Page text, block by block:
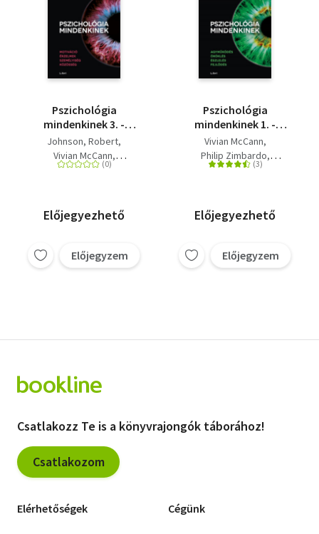
Pszichológia
mindenkinek 3. -
Motiváció - Érzelmek -
Személyiség -
Közösség
Johnson, Robert
Vivian McCann
Philip Zimbardo
Előjegyezhető
Előjegyzem
Pszichológia
mindenkinek 1. -
Agyműködés - Öröklés
- Észlelés - Fejlődés
Vivian McCann
Philip Zimbardo
Johnson, Robert
Előjegyezhető
Előjegyzem
Csatlakozz Te is a könyvrajongók táborához!
Csatlakozom
Elérhetőségek Cégünk